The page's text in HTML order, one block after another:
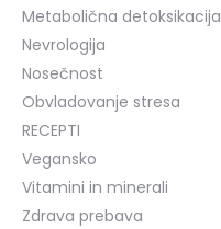
Metabolična detoksikacija
Nevrologija
Nosečnost
Obvladovanje stresa
RECEPTI
Vegansko
Vitamini in minerali
Zdrava prebava